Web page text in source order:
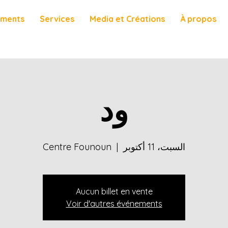
Services Media et Créations À propos
ود
السبت، 11 أكتوبر
  |
Centre Founoun
Aucun billet en vente
Voir d'autres événements